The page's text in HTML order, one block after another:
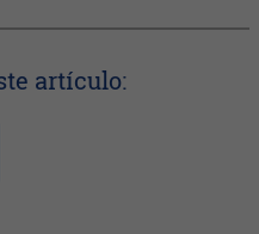
artículo: